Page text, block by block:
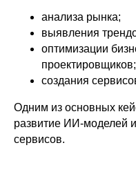
анализа рынка;
выявления
оптимизации
проектировщиков;
создания
Одним из основных
развитие ИИ-моделей
сервисов.